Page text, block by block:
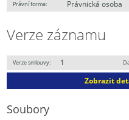
Právní forma: Právnická osoba
Verze záznamu
Verze smlouvy: 1
Zobrazit
Soubory